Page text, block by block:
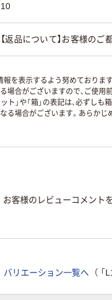
10
【返品について】お客様の
を表示するよう努めております
場合がございますので、ご使
ト」や「箱」の表記は、必ずし
る場合がございます。あらかじ
客様のレビューコメント
バリエーション一覧へ （ 「